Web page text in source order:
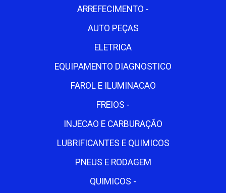
ARREFECIMENTO -
AUTO PEÇAS
ELETRICA
EQUIPAMENTO DIAGNOSTICO
FAROL E ILUMINACAO
FREIOS -
INJECAO E CARBURAÇÃO
LUBRIFICANTES E QUIMICOS
PNEUS E RODAGEM
QUIMICOS -